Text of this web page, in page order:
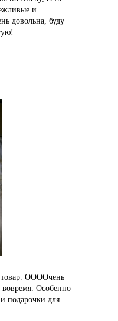
и
довольна, буду
товар. ООООчень
Особенно
подарочки для